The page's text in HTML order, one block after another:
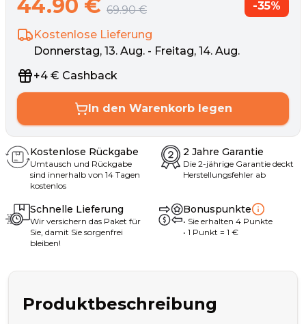
44.90 € 69.90 € -35%
Kostenlose Lieferung
Donnerstag, 13. Aug. - Freitag, 14. Aug.
+4 € Cashback
In den Warenkorb legen
Kostenlose Rückgabe
Umtausch und Rückgabe
sind innerhalb von 14 Tagen
kostenlos
2 Jahre Garantie
Die 2-jährige Garantie deckt
Herstellungsfehler ab
Schnelle Lieferung
Wir versichern das Paket für
Sie, damit Sie sorgenfrei
bleiben!
Bonuspunkte
• Sie erhalten 4 Punkte
• 1 Punkt = 1 €
Produktbeschreibung